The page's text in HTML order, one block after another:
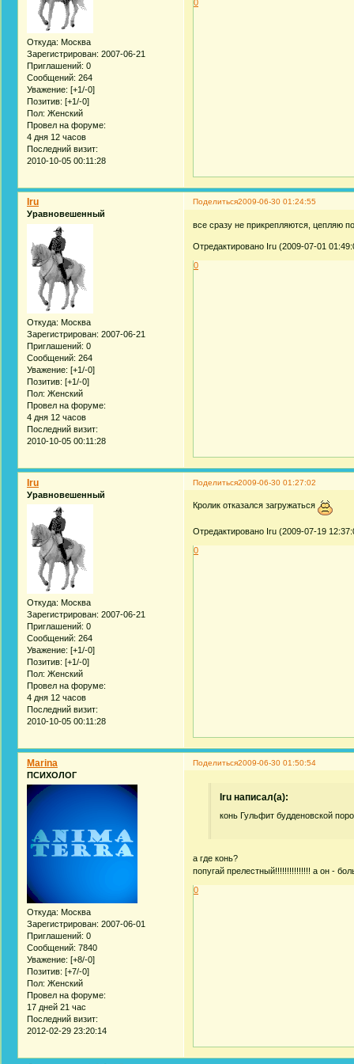
Откуда: Москва
Зарегистрирован: 2007-06-21
Приглашений: 0
Сообщений: 264
Уважение: [+1/-0]
Позитив: [+1/-0]
Пол: Женский
Провел на форуме:
4 дня 12 часов
Последний визит:
2010-10-05 00:11:28
0
Поделиться2009-06-30 01:24:55
Iru
Уравновешенный
Откуда: Москва
Зарегистрирован: 2007-06-21
Приглашений: 0
Сообщений: 264
Уважение: [+1/-0]
Позитив: [+1/-0]
Пол: Женский
Провел на форуме:
4 дня 12 часов
Последний визит:
2010-10-05 00:11:28
все сразу не прикрепляются, цепляю
Отредактировано Iru (2009-07-01
0
Поделиться2009-06-30 01:27:02
Iru
Уравновешенный
Откуда: Москва
Зарегистрирован: 2007-06-21
Приглашений: 0
Сообщений: 264
Уважение: [+1/-0]
Позитив: [+1/-0]
Пол: Женский
Провел на форуме:
4 дня 12 часов
Последний визит:
2010-10-05 00:11:28
Кролик отказался загружаться
Отредактировано Iru (2009-07-19
0
Поделиться2009-06-30 01:50:54
Marina
ПСИХОЛОГ
Откуда: Москва
Зарегистрирован: 2007-06-01
Приглашений: 0
Сообщений: 7840
Уважение: [+8/-0]
Позитив: [+7/-0]
Пол: Женский
Провел на форуме:
17 дней 21 час
Последний визит:
2012-02-29 23:20:14
Iru написал(а):
конь Гульфит будденовской
а где конь?
попугай прелестный!!!!!!!!!!!!!!! а он -
0